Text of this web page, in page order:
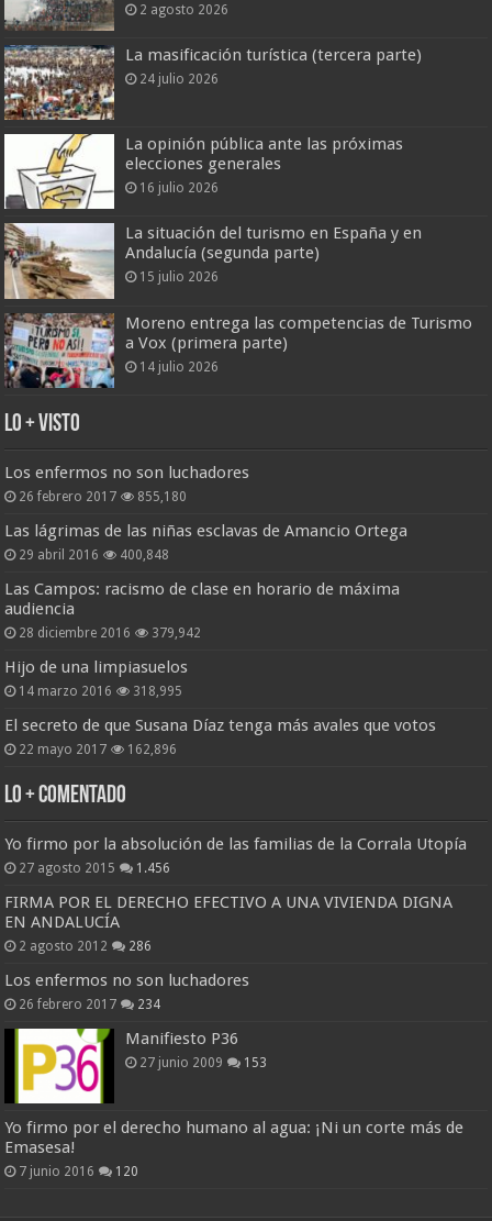
2 agosto 2026
La masificación turística (tercera parte)
24 julio 2026
La opinión pública ante las próximas
elecciones generales
16 julio 2026
La situación del turismo en España y en
Andalucía (segunda parte)
15 julio 2026
Moreno entrega las competencias de Turismo
a Vox (primera parte)
14 julio 2026
Lo + Visto
Los enfermos no son luchadores
26 febrero 2017 855,180
Las lágrimas de las niñas esclavas de Amancio Ortega
29 abril 2016 400,848
Las Campos: racismo de clase en horario de máxima
audiencia
28 diciembre 2016 379,942
Hijo de una limpiasuelos
14 marzo 2016 318,995
El secreto de que Susana Díaz tenga más avales que votos
22 mayo 2017 162,896
Lo + Comentado
Yo firmo por la absolución de las familias de la Corrala Utopía
27 agosto 2015 1.456
FIRMA POR EL DERECHO EFECTIVO A UNA VIVIENDA DIGNA
EN ANDALUCÍA
2 agosto 2012 286
Los enfermos no son luchadores
26 febrero 2017 234
Manifiesto P36
27 junio 2009 153
Yo firmo por el derecho humano al agua: ¡Ni un corte más de
Emasesa!
7 junio 2016 120